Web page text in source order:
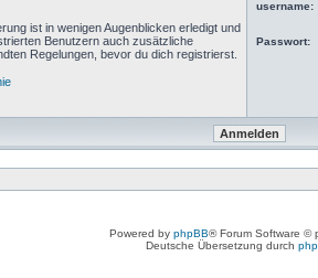
ist in wenigen Augenblicken erledigt und
Benutzern auch zusätzliche
Regelungen, bevor du dich registrierst.
username:
Passwort:
Powered by phpBB® Forum Software ©
Deutsche Übersetzung durch